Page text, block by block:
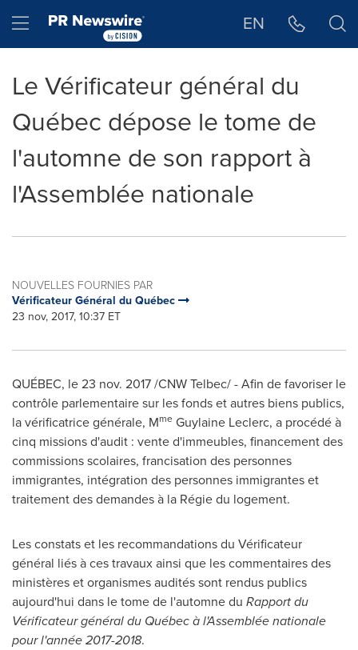
Hamburger menu EN
Le Vérificateur général du
Québec dépose le tome de
l'automne de son rapport à
l'Assemblée nationale
NOUVELLES FOURNIES PAR
Vérificateur Général du Québec
23 nov, 2017, 10:37 ET
QUÉBEC, le23 nov. 2017/CNW Telbec/ - Afin de favoriser le
contrôle parlementaire sur les fonds et autres biens publics,
la vérificatrice générale, Mme Guylaine Leclerc, a procédé à
cinq missions d'audit : vente d'immeubles, financement des
commissions scolaires, francisation des personnes
immigrantes, intégration des personnes immigrantes et
traitement des demandes à la Régie du logement.
Les constats et les recommandations du Vérificateur
général liés à ces travaux ainsi que les commentaires des
ministères et organismes audités sont rendus publics
aujourd'hui dans le tome de l'automne du Rapport du
Vérificateur général du Québec à l'Assemblée nationale
pour l'année 2017-2018.